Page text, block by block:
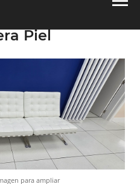
Piel
para ampliar